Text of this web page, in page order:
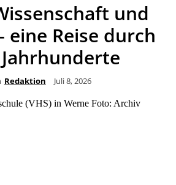
und
eine Reise durch
Redaktion Juli 8, 2026